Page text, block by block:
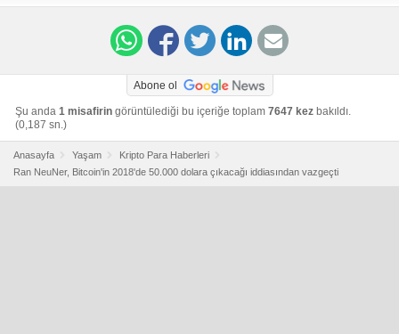
neuner-retracts-his-claim-that-bitcoin-will-hit-50k-in-2018
Abone ol
Şu anda 1 misafirin görüntülediği bu içeriğe toplam 7647 kez bakıldı.
(0,187 sn.)
Anasayfa Yaşam
Kripto Para Haberleri
Ran NeuNer, Bitcoin'in 2018'de 50.000 dolara çıkacağı iddiasından vazgeçti